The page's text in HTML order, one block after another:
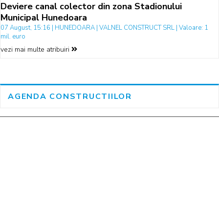
Deviere canal colector din zona Stadionului
Municipal Hunedoara
07 August, 15:16 | HUNEDOARA | VALNEL CONSTRUCT SRL | Valoare: 1
mil. euro
vezi mai multe atribuiri
AGENDA CONSTRUCTIILOR